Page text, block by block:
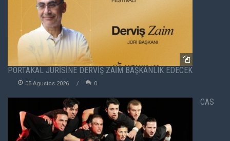
PORTAKAL JÜRİSİNE DERVİŞ ZAİM BAŞKANLIK EDECEK
05 Agustos 2026 0
CAS